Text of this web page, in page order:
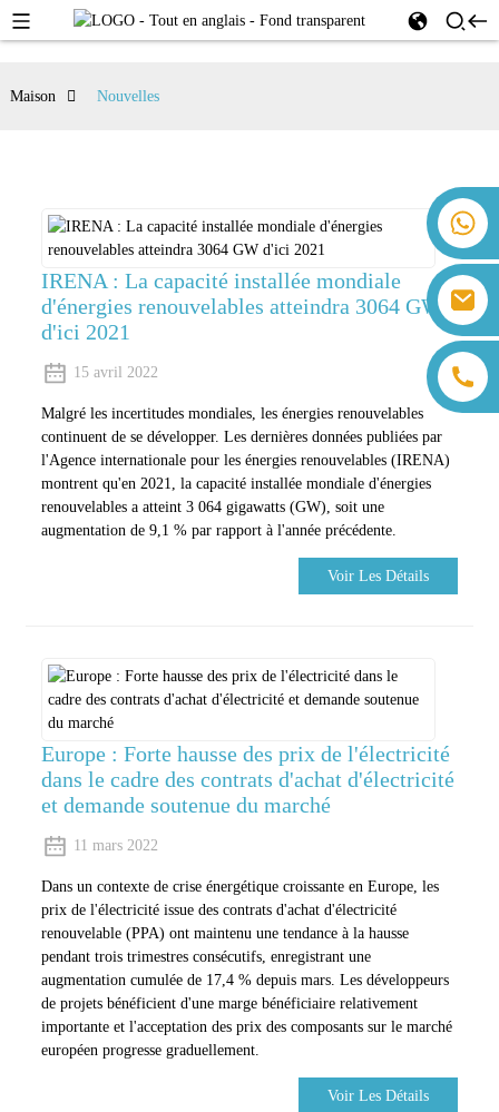
+86 13559179905 Sally Chen
+86 18350266301 Iris Hong
+86 18806057002 Sanborn Guo
sales@farsunpv.com
Maison Nouvelles
IRENA : La capacité installée mondiale
d'énergies renouvelables atteindra 3064 GW
d'ici 2021
15 avril 2022
Malgré les incertitudes mondiales, les énergies renouvelables
continuent de se développer. Les dernières données publiées par
l'Agence internationale pour les énergies renouvelables (IRENA)
montrent qu'en 2021, la capacité installée mondiale d'énergies
renouvelables a atteint 3 064 gigawatts (GW), soit une
augmentation de 9,1 % par rapport à l'année précédente.
Voir Les Détails
Europe : Forte hausse des prix de l'électricité
dans le cadre des contrats d'achat d'électricité
et demande soutenue du marché
11 mars 2022
Dans un contexte de crise énergétique croissante en Europe, les
prix de l'électricité issue des contrats d'achat d'électricité
renouvelable (PPA) ont maintenu une tendance à la hausse
pendant trois trimestres consécutifs, enregistrant une
augmentation cumulée de 17,4 % depuis mars. Les développeurs
de projets bénéficient d'une marge bénéficiaire relativement
importante et l'acceptation des prix des composants sur le marché
européen progresse graduellement.
Voir Les Détails